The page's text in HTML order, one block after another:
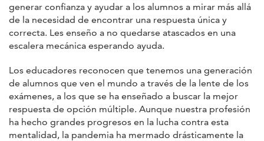
generar confianza y ayudar a los alumnos a mirar más allá
de la necesidad de encontrar una respuesta única y
correcta. Les enseño a no quedarse atascados en una
escalera mecánica esperando ayuda.
Los educadores reconocen que tenemos una generación
de alumnos que ven el mundo a través de la lente de los
exámenes, a los que se ha enseñado a buscar la mejor
respuesta de opción múltiple. Aunque nuestra profesión
ha hecho grandes progresos en la lucha contra esta
mentalidad, la pandemia ha mermado drásticamente la